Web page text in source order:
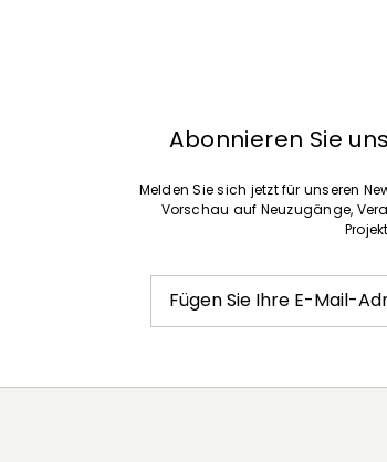
Abonnieren Sie
Melden Sie sich jetzt für unseren
Vorschau auf Neuzugänge,
Fügen Sie Ihre E-Mail-